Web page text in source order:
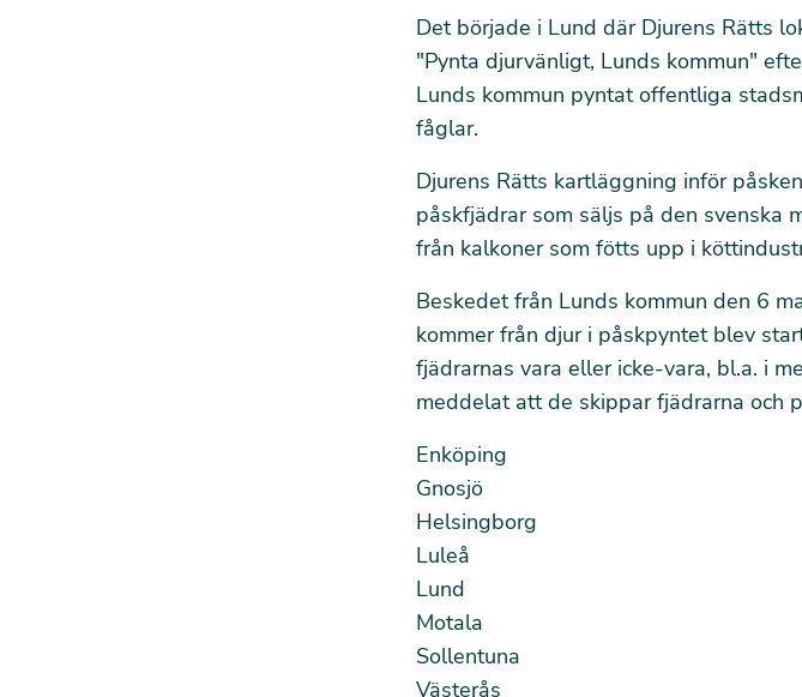
Det började i Lund där Djurens Rätts
"Pynta djurvänligt, Lunds kommun"
Lunds kommun pyntat offentliga
fåglar.
Djurens Rätts kartläggning inför
påskfjädrar som säljs på den svenska
från kalkoner som fötts upp i
Beskedet från Lunds kommun den 6
kommer från djur i påskpyntet blev
fjädrarnas vara eller icke-vara, bl.a. i
meddelat att de skippar fjädrarna och
Enköping
Gnosjö
Helsingborg
Luleå
Lund
Motala
Sollentuna
Västerås